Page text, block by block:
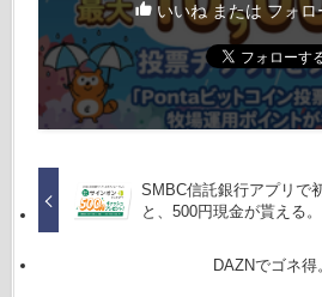
いいね または フォロ
SMBC信託銀行アプリで
と、500円現金が貰える。
DAZNでゴネ得